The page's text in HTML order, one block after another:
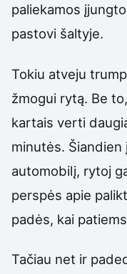
paliekamos
pastovi šaltyje.
Tokiu atveju
žmogui rytą. Be
kartais verti
minutės.
automobilį, rytoj
perspės apie
padės, kai
Tačiau net ir